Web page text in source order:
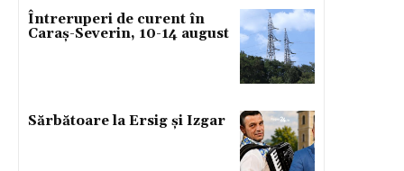
Întreruperi de curent în
Caraș-Severin, 10-14 august
Sărbătoare la Ersig și Izgar